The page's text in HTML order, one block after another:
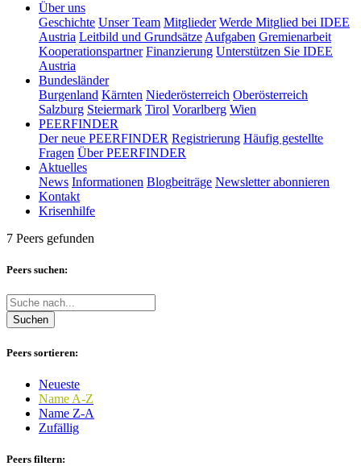
Über uns
Geschichte Unser Team Mitglieder Werde Mitglied bei IDEE
Austria Leitbild und Grundsätze Aufgaben Gremienarbeit
Kooperationspartner Finanzierung Unterstützen Sie IDEE
Austria
Bundesländer
Burgenland Kärnten Niederösterreich Oberösterreich
Salzburg Steiermark Tirol Vorarlberg Wien
PEERFINDER
Der neue PEERFINDER Registrierung Häufig gestellte
Fragen Über PEERFINDER
Aktuelles
News Informationen Blogbeiträge Newsletter abonnieren
Kontakt
Krisenhilfe
7 Peers gefunden
Peers suchen:
Suchen
Peers sortieren:
Neueste
Name A-Z
Name Z-A
Zufällig
Peers filtern: